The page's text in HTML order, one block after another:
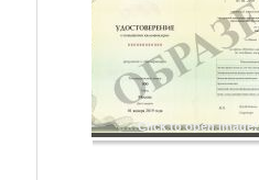
Click to open image!